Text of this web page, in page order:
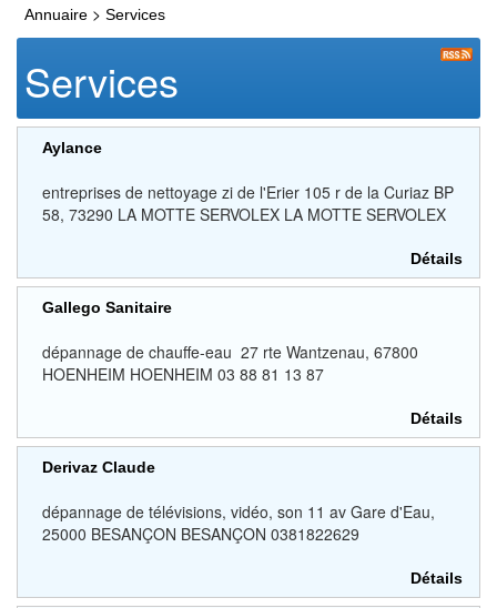
Annuaire > Services
Services
Aylance
entreprises de nettoyage zi de l'Erier 105 r de la Curiaz BP
58, 73290 LA MOTTE SERVOLEX LA MOTTE SERVOLEX
Détails
Gallego Sanitaire
dépannage de chauffe-eau 27 rte Wantzenau, 67800
HOENHEIM HOENHEIM 03 88 81 13 87
Détails
Derivaz Claude
dépannage de télévisions, vidéo, son 11 av Gare d'Eau,
25000 BESANÇON BESANÇON 0381822629
Détails